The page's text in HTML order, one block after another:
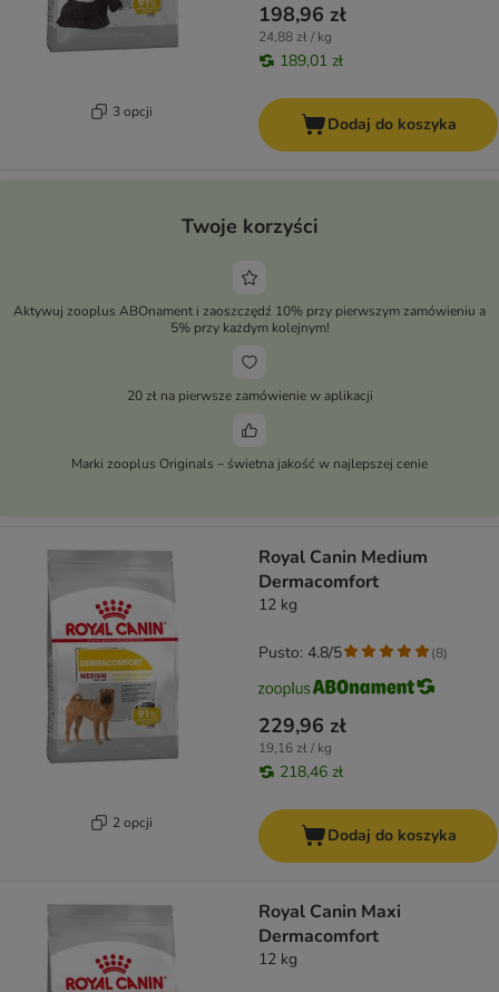
3 opcji
198,96 zł
24,88 zł / kg
189,01 zł
Dodaj do koszyka
Twoje korzyści
Aktywuj zooplus ABOnament i zaoszczędź 10% przy pierwszym zamówieniu a
5% przy każdym kolejnym!
20 zł na pierwsze zamówienie w aplikacji
Marki zooplus Originals – świetna jakość w najlepszej cenie
2 opcji
Royal Canin Medium
Dermacomfort
12 kg
229,96 zł
19,16 zł / kg
218,46 zł
Pusto: 4.8/5 (8)
Dodaj do koszyka
Royal Canin Maxi
Dermacomfort
12 kg